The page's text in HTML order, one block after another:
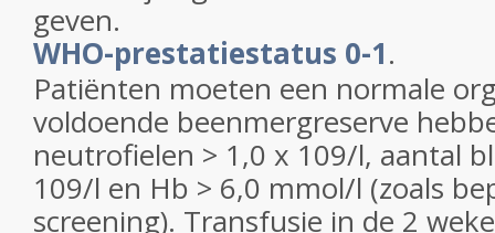
geven.
WHO-prestatiestatus 0-1.
Patiënten moeten een normale
voldoende beenmergreserve
neutrofielen > 1,0 x 109/l, aantal
109/l en Hb > 6,0 mmol/l (zoals
screening). Transfusie in de 2